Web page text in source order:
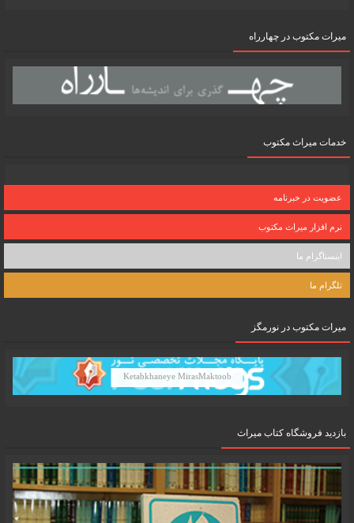
میرات مکتوب در چهارراه
خدمات میراث مکتوب
عضویت در خبرنامه
نرم افزار میراث مکتوب
اینستاگرام ما
تلگرام ما
میرات مکتوب در نورمگز
Ketabkhaneye MirasMaktoob
بازدید فروشگاه کتاب میراث